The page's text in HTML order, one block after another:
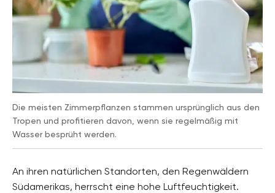
Die meisten Zimmerpflanzen stammen ursprünglich aus den
Tropen und profitieren davon, wenn sie regelmäßig mit
Wasser besprüht werden.
An ihren natürlichen Standorten, den Regenwäldern
Südamerikas, herrscht eine hohe Luftfeuchtigkeit.